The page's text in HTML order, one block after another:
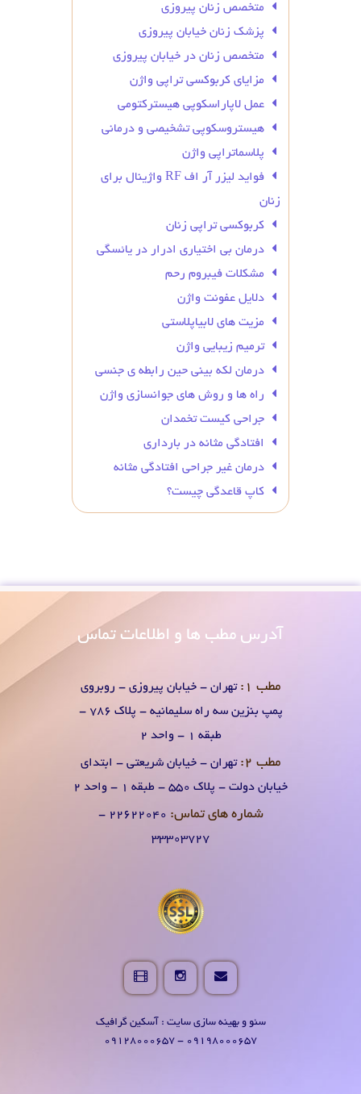
متخصص زنان پیروزی
پزشک زنان خیابان پیروزی
متخصص زنان در خیابان پیروزی
مزایای کربوکسی تراپی واژن
عمل لاپاراسکوپی هیسترکتومی
هیستروسکوپی تشخیصی و درمانی
پلاسماتراپی واژن
فواید لیزر آر اف RF واژینال برای
زنان
کربوکسی تراپی زنان
درمان بی‌ اختیاری ادرار در یائسگی
مشکلات فیبروم رحم
دلایل عفونت واژن
مزیت های لابیاپلاستی
ترمیم زیبایی واژن
درمان لکه بینی حین رابطه ی جنسی
راه ها و روش های جوانسازی واژن
جراحی کیست تخمدان
افتادگی مثانه در بارداری
درمان غیر جراحی افتادگی مثانه
کاپ قاعدگی چیست؟
آدرس مطب ها و اطلاعات تماس
مطب 1:
تهران - خیابان پیروزی - روبروی
پمپ بنزین سه راه سلیمانیه - پلاک 786 -
طبقه 1 - واحد 2
مطب 2:
تهران - خیابان شریعتی - ابتدای
خیابان دولت - پلاک 550 - طبقه 1 - واحد 2
شماره های تماس:
۲۲۶۲۲۰۴0 -
۳۳۳۰۳۷۲۷
سئو و بهینه سازی سایت : آسکین گرافیک
09198000657 - 09128000657